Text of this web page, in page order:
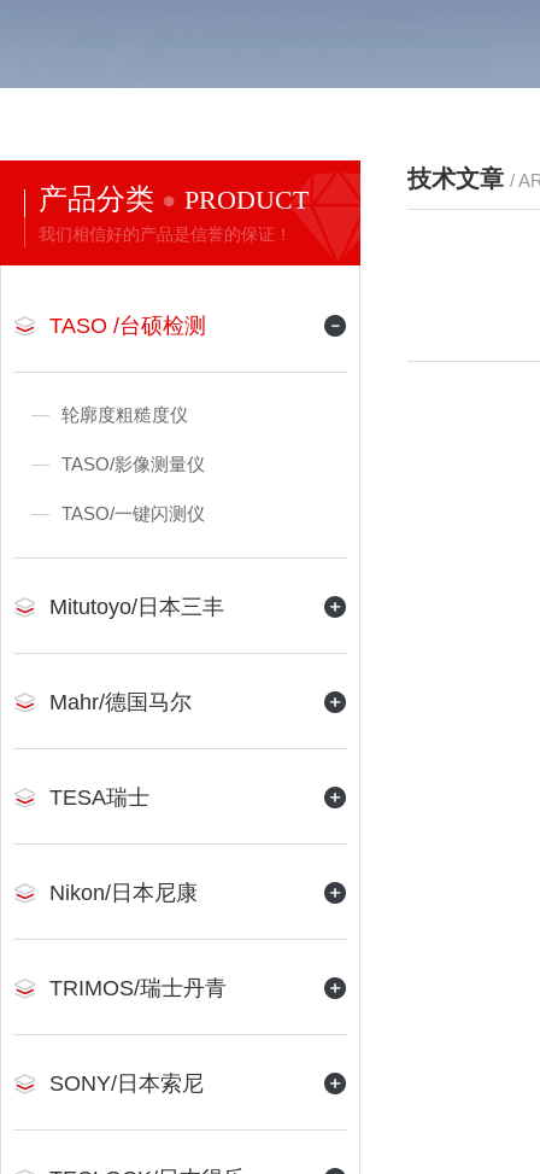
产品分类 PRODUCT
我们相信好的产品是信誉的保证！
TASO /台硕检测
轮廓度粗糙度仪
TASO/影像测量仪
TASO/一键闪测仪
Mitutoyo/日本三丰
Mahr/德国马尔
TESA瑞士
Nikon/日本尼康
TRIMOS/瑞士丹青
SONY/日本索尼
技术文章 /